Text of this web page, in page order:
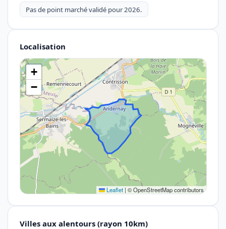
Pas de point marché validé pour 2026.
Localisation
+
−
Leaflet | © OpenStreetMap contributors
Villes aux alentours (rayon 10km)